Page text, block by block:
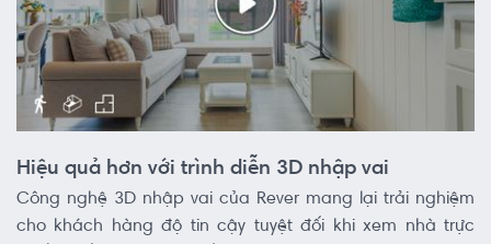
Hiệu quả hơn với trình diễn 3D nhập vai
Công nghệ 3D nhập vai của Rever mang lại trải nghiệm
cho khách hàng độ tin cậy tuyệt đối khi xem nhà trực